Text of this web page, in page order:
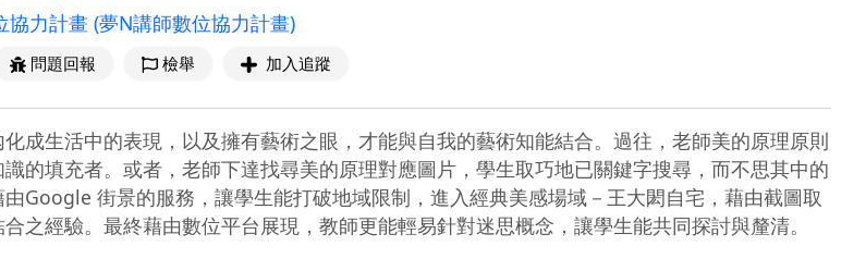
協力計畫 (夢N講師數位協力計畫)
問題回報 檢舉 加入追蹤
成生活中的表現，以及擁有藝術之眼，才能與自我的藝術知能結合。過往，老師美的原理原則
的填充者。或者，老師下達找尋美的原理對應圖片，學生取巧地已關鍵字搜尋，而不思其中的
Google 街景的服務，讓學生能打破地域限制，進入經典美感場域－王大閎自宅，藉由截圖取
之經驗。最終藉由數位平台展現，教師更能輕易針對迷思概念，讓學生能共同探討與釐清。